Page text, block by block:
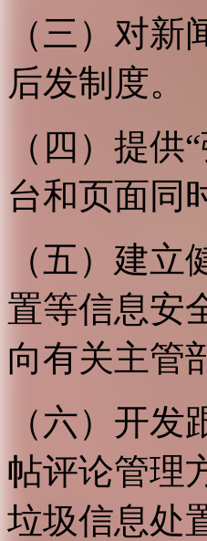
（三）对
后发制度。
（四）提
台和页面同
（五）建
置等信息安
向有关主管
（六）开
帖评论管理
垃圾信息处